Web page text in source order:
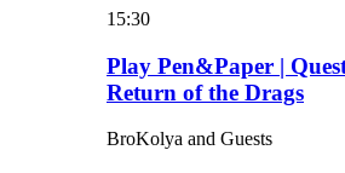
15:30
Play Pen&Paper |
Return of the Drags
BroKolya and Guests